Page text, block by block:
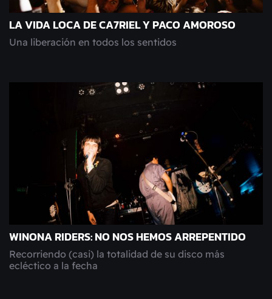
LA VIDA LOCA DE CA7RIEL Y PACO AMOROSO
Una liberación en todos los sentidos
WINONA RIDERS: NO NOS HEMOS ARREPENTIDO
Recorriendo (casi) la totalidad de su disco más
ecléctico a la fecha